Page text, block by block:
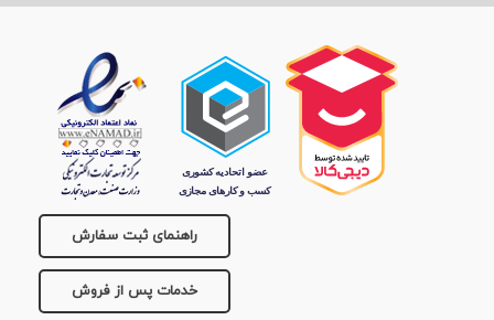
راهنمای ثبت سفارش
خدمات پس از فروش